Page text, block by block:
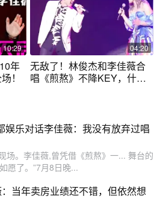
10:29
年
！
04:20
无敌了！林俊杰和李佳薇合
唱《煎熬》不降KEY，什么
娱乐对话李佳薇：我没有放弃过唱
场。李佳薇,曾凭借《煎熬》一... 舞台的
愿了。”7月8日晚...
当年卖房业绩还不错，但依然想